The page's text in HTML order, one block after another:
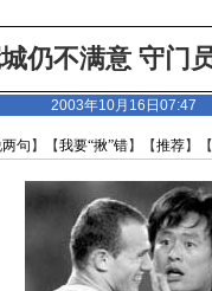
仍不满意 守门
2003年10月16日07:47
句 】【我要“揪”错】【推荐】